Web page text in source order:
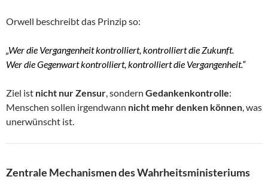
Orwell beschreibt das Prinzip so:
„Wer die Vergangenheit kontrolliert, kontrolliert die Zukunft.
Wer die Gegenwart kontrolliert, kontrolliert die Vergangenheit.“
Ziel ist nicht nur Zensur, sondern Gedankenkontrolle:
Menschen sollen irgendwann nicht mehr denken können, was
unerwünscht ist.
Zentrale Mechanismen des Wahrheitsministeriums